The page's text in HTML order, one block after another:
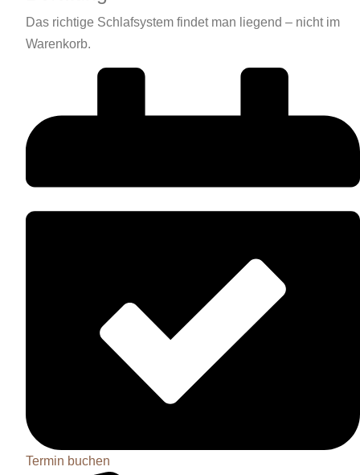
Das richtige Schlafsystem findet man liegend – nicht im
Warenkorb.
Termin buchen